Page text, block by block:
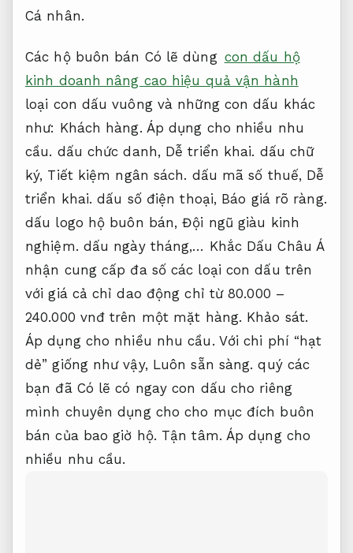
Cá nhân.
Các hộ buôn bán Có lẽ dùng con dấu hộ
kinh doanh nâng cao hiệu quả vận hành
loại con dấu vuông và những con dấu khác
như: Khách hàng. Áp dụng cho nhiều nhu
cầu. dấu chức danh, Dễ triển khai. dấu chữ
ký, Tiết kiệm ngân sách. dấu mã số thuế, Dễ
triển khai. dấu số điện thoại, Báo giá rõ ràng.
dấu logo hộ buôn bán,Đội ngũ giàu kinh
nghiệm. dấu ngày tháng,… Khắc Dấu Châu Á
nhận cung cấp đa số các loại con dấu trên
với giá cả chỉ dao động chỉ từ 80.000 –
240.000 vnđ trên một mặt hàng. Khảo sát.
Áp dụng cho nhiều nhu cầu. Với chi phí “hạt
dẻ” giống như vậy, Luôn sẵn sàng. quý các
bạn đã Có lẽ có ngay con dấu cho riêng
mình chuyên dụng cho cho mục đích buôn
bán của bao giờ hộ. Tận tâm. Áp dụng cho
nhiều nhu cầu.